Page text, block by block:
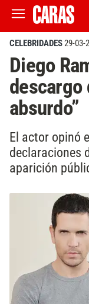
CELEBRIDADES29-03-
Diego
descargo
absurdo”
El actor opinó
declaraciones
aparición